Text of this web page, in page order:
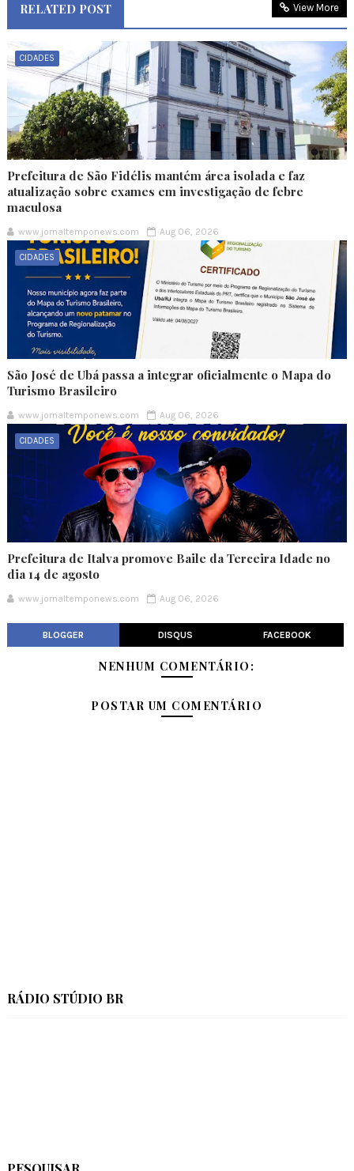
RELATED POST View More
CIDADES
Prefeitura de São Fidélis mantém área isolada e faz
atualização sobre exames em investigação de febre
maculosa
www.jornaltemponews.com Aug 06, 2026
CIDADES
São José de Ubá passa a integrar oficialmente o Mapa do
Turismo Brasileiro
www.jornaltemponews.com Aug 06, 2026
CIDADES
Prefeitura de Italva promove Baile da Terceira Idade no
dia 14 de agosto
www.jornaltemponews.com Aug 06, 2026
BLOGGER DISQUS FACEBOOK
NENHUM COMENTÁRIO:
POSTAR UM COMENTÁRIO
RÁDIO STÚDIO BR